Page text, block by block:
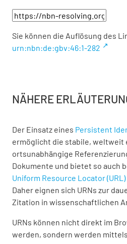
Sie können die Auflösung des
urn:nbn:de:gbv:46:1-282
NÄHERE
Der Einsatz eines Persistent
ermöglicht die stabile, weltweit
ortsunabhängige
Dokumente und bietet so auch
Uniform Resource Locator (URL)
Daher eignen sich URNs zur
Zitation in wissenschaftlichen
URNs können nicht direkt im
werden, sondern werden